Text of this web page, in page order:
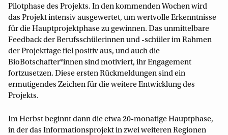
Pilotphase des Projekts. In den kommenden Wochen wird
das Projekt intensiv ausgewertet, um wertvolle Erkenntnisse
für die Hauptprojektphase zu gewinnen. Das unmittelbare
Feedback der Berufsschülerinnen und -schüler im Rahmen
der Projekttage fiel positiv aus, und auch die
BioBotschafter*innen sind motiviert, ihr Engagement
fortzusetzen. Diese ersten Rückmeldungen sind ein
ermutigendes Zeichen für die weitere Entwicklung des
Projekts.
Im Herbst beginnt dann die etwa 20-monatige Hauptphase,
in der das Informationsprojekt in zwei weiteren Regionen